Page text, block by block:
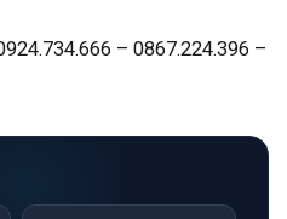
– 0867.224.396 –